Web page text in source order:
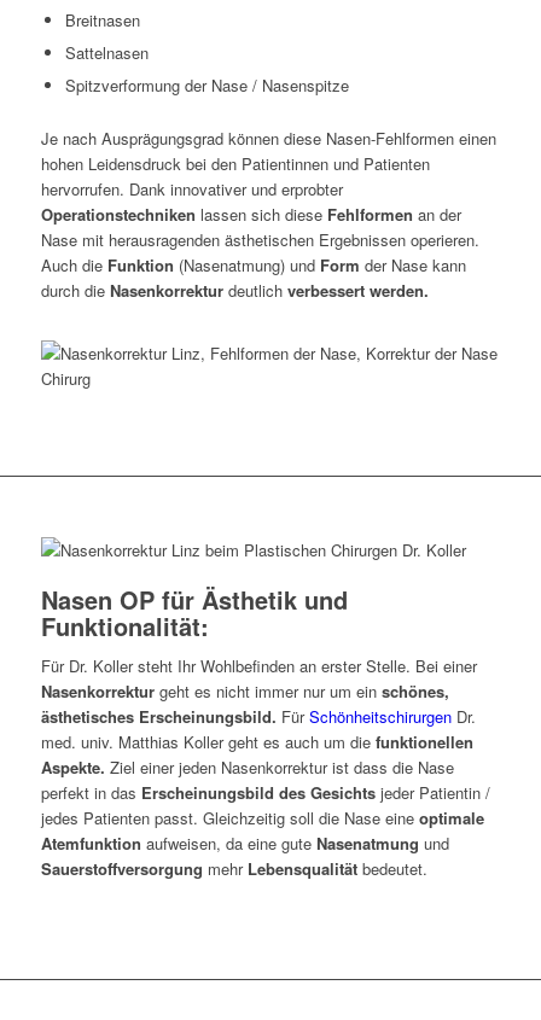
Breitnasen
Sattelnasen
Spitzverformung der Nase / Nasenspitze
Je nach Ausprägungsgrad können diese Nasen-Fehlformen einen
hohen Leidensdruck bei den Patientinnen und Patienten
hervorrufen. Dank innovativer und erprobter
Operationstechniken lassen sich diese Fehlformen an der
Nase mit herausragenden ästhetischen Ergebnissen operieren.
Auch die Funktion (Nasenatmung) und Form der Nase kann
durch die Nasenkorrekturdeutlich verbessert werden.
Nasen OP für Ästhetik und
Funktionalität:
Für Dr. Koller steht Ihr Wohlbefinden an erster Stelle. Bei einer
Nasenkorrekturgeht es nicht immer nur um ein schönes,
ästhetisches Erscheinungsbild. FürSchönheitschirurgenDr.
med. univ. Matthias Koller geht es auch um die funktionellen
Aspekte. Ziel einer jeden Nasenkorrektur ist dass die Nase
perfekt in das Erscheinungsbild des Gesichtsjeder Patientin /
jedes Patienten passt. Gleichzeitig soll die Nase eine optimale
Atemfunktion aufweisen, da eine gute Nasenatmung und
Sauerstoffversorgung mehr Lebensqualitätbedeutet.